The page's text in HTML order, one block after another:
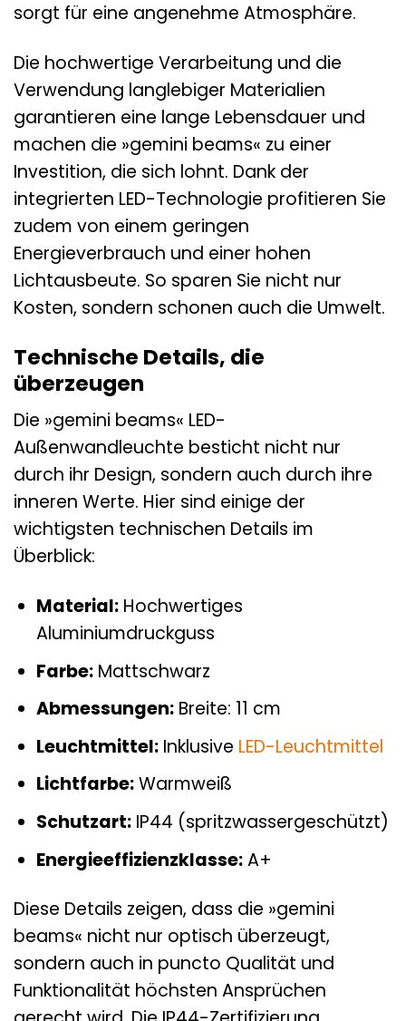
sorgt für eine angenehme Atmosphäre.
Die hochwertige Verarbeitung und die
Verwendung langlebiger Materialien
garantieren eine lange Lebensdauer und
machen die »gemini beams« zu einer
Investition, die sich lohnt. Dank der
integrierten LED-Technologie profitieren Sie
zudem von einem geringen
Energieverbrauch und einer hohen
Lichtausbeute. So sparen Sie nicht nur
Kosten, sondern schonen auch die Umwelt.
Technische Details, die
überzeugen
Die »gemini beams« LED-
Außenwandleuchte besticht nicht nur
durch ihr Design, sondern auch durch ihre
inneren Werte. Hier sind einige der
wichtigsten technischen Details im
Überblick:
Material:Hochwertiges
Aluminiumdruckguss
Farbe:Mattschwarz
Abmessungen:Breite: 11 cm
Leuchtmittel:Inklusive LED-Leuchtmittel
Lichtfarbe:Warmweiß
Schutzart:IP44 (spritzwassergeschützt)
Energieeffizienzklasse:A+
Diese Details zeigen, dass die »gemini
beams« nicht nur optisch überzeugt,
sondern auch in puncto Qualität und
Funktionalität höchsten Ansprüchen